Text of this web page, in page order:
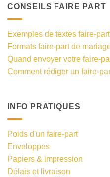
CONSEILS FAIRE PART
Exemples de textes faire-part
Formats faire-part de
Quand envoyer votre faire-
Comment rédiger un faire-
INFO PRATIQUES
Poids d'un faire-part
Enveloppes
Papiers & impression
Délais et livraison